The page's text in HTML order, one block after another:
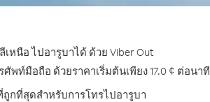
นือ ไปอารูบาได้ ด้วย Viber Out
ท์มือถือ ด้วยราคาเริ่มต้นเพียง 17.0 ¢ ต่อนาที
กที่สุดสำหรับการโทรไปอารูบา